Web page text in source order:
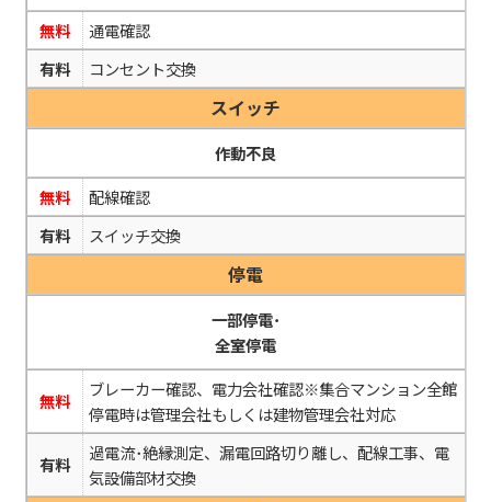
無料
通電確認
有料
コンセント交換
スイッチ
作動不良
無料
配線確認
有料
スイッチ交換
停電
一部停電･
全室停電
無料
ブレーカー確認、電力会社確認※集合マンション全館
停電時は管理会社もしくは建物管理会社対応
有料
過電流･絶縁測定、漏電回路切り離し、配線工事、電
気設備部材交換